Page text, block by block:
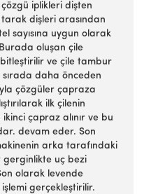
iplikleri dişten
tarak dişleri arasından
sayısına uygun olarak
oluşan çile
ve çile tambur
daha önceden
çözgüler çapraza
ilk çilenin
çapraz alınır ve bu
devam eder. Son
arka tarafındaki
gerginlikte uç bezi
olarak levende
gerçekleştirilir.